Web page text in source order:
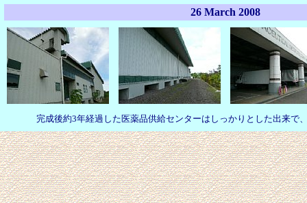
26 March 2008
完成後約3年経過した医薬品供給センターはしっかりとした出来で